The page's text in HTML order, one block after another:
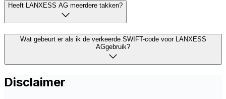
Heeft LANXESS AG meerdere takken?
Wat gebeurt er als ik de verkeerde SWIFT-code voor LANXESS
AGgebruik?
Disclaimer